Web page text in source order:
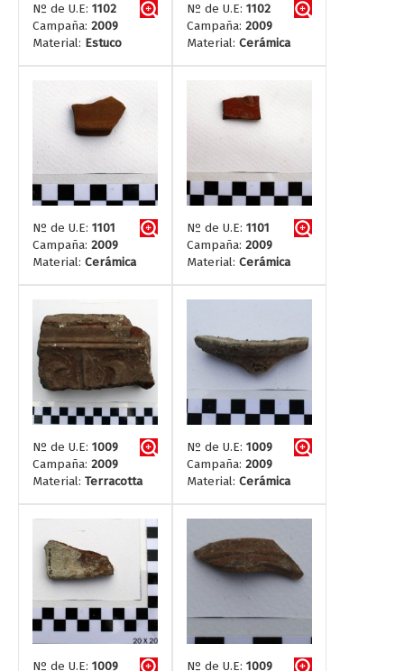
Nº de U.E: 1102
Campaña: 2009
Material: Estuco
Nº de U.E: 1102
Campaña: 2009
Material: Cerámica
Nº de U.E: 1101
Campaña: 2009
Material: Cerámica
Nº de U.E: 1101
Campaña: 2009
Material: Cerámica
Nº de U.E: 1009
Campaña: 2009
Material: Terracotta
Nº de U.E: 1009
Campaña: 2009
Material: Cerámica
Nº de U.E: 1009
Nº de U.E: 1009